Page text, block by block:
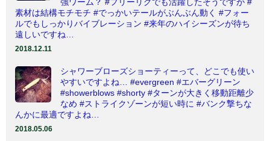
素材は結構モチモチ #でっかいテールがぶんぶん動く #フォー
ルでもしっかりバイブレーション #来年のハイシーズンが待ち
遠しいですね…
2018.12.11
シャワーブローズショーティーって、どこでも使い
やすいですよね… #evergreen #エバーグリーン
#showerblows #shorty #ターンが大きく移動距離少
なめ #ストライクゾーンが短い時に #バンク撃ちな
んかに最適ですよね…
2018.05.06